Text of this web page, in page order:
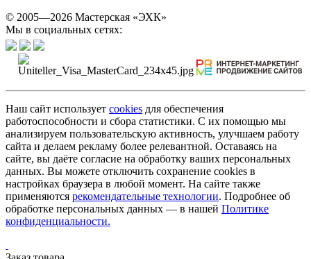
© 2005—2026 Мастерская «ЭХК»
Мы в социальных сетях:
Наш сайт использует cookies для обеспечения
работоспособности и сбора статистики. С их помощью мы
анализируем пользовательскую активность, улучшаем работу
сайта и делаем рекламу более релевантной. Оставаясь на
сайте, вы даёте согласие на обработку ваших персональных
данных. Вы можете отключить сохранение cookies в
настройках браузера в любой момент. На сайте также
применяются рекомендательные технологии. Подробнее об
обработке персональных данных — в нашей Политике
конфиденциальности.